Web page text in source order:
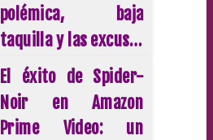
polémica, baja
taquilla y las excusas
de Hollywood que
culpan al machismo
El éxito de Spider-
Noir en Amazon
Prime Video: un